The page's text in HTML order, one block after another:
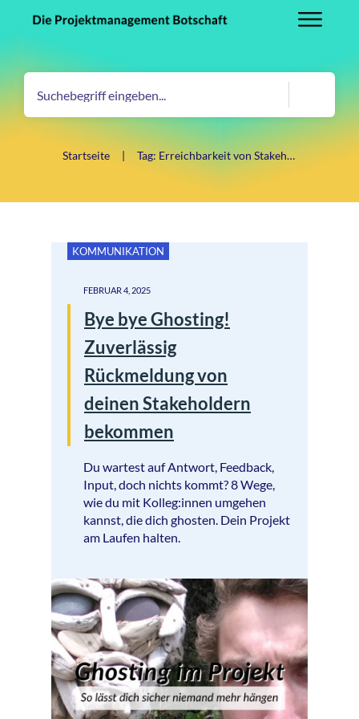
Startseite | Tag: Erreichbarkeit von Stakeholdern
KOMMUNIKATION
FEBRUAR 4, 2025
Bye bye Ghosting!
Zuverlässig
Rückmeldung von
deinen Stakeholdern
bekommen
Du wartest auf Antwort, Feedback,
Input, doch nichts kommt? 8 Wege,
wie du mit Kolleg:innen umgehen
kannst, die dich ghosten. Dein Projekt
am Laufen halten.